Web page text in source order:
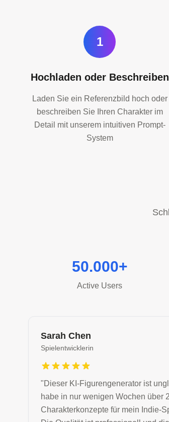
1
Hochladen oder Beschreiben
Laden Sie ein Referenzbild hoch oder
beschreiben Sie Ihren Charakter im
Detail mit unserem intuitiven Prompt-
System
50.000+
Active Users
Sarah Chen
Spielentwicklerin
"Dieser KI-Figurengenerator ist
habe in nur wenigen Wochen über
Charakterkonzepte für mein Indie-